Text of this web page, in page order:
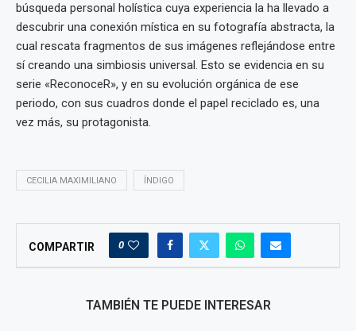
búsqueda personal holística cuya experiencia la ha llevado a
descubrir una conexión mística en su fotografía abstracta, la
cual rescata fragmentos de sus imágenes reflejándose entre
sí creando una simbiosis universal. Esto se evidencia en su
serie «ReconoceR», y en su evolución orgánica de ese
periodo, con sus cuadros donde el papel reciclado es, una
vez más, su protagonista.
CECILIA MAXIMILIANO ÍNDIGO
COMPARTIR 0
TAMBIÉN TE PUEDE INTERESAR